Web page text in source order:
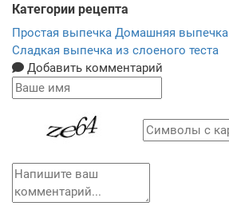
Категории рецепта
Простая выпечка Домашняя выпечка
Сладкая выпечка из слоеного теста
Добавить комментарий